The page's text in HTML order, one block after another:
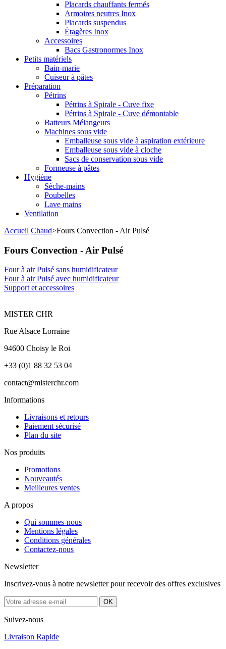
Placards chauffants fermés
Armoires neutres Inox
Placards suspendus
Étagères Inox
Accessoires
Bacs Gastronormes Inox
Petits matériels
Bain-marie
Cuiseur à pâtes
Préparation
Pétrins
Pétrins à Spirale - Cuve fixe
Pétrins à Spirale - Cuve démontable
Batteurs Mélangeurs
Machines sous vide
Emballeuse sous vide à aspiration extérieure
Emballeuse sous vide à cloche
Sacs de conservation sous vide
Formeuse à pâtes
Hygiène
Sèche-mains
Poubelles
Lave mains
Ventilation
Accueil Chaud>Fours Convection - Air Pulsé
Fours Convection - Air Pulsé
Four à air Pulsé sans humidificateur
Four à air Pulsé avec humidificateur
Support et accessoires
MISTER CHR
Rue Alsace Lorraine
94600 Choisy le Roi
+33 (0)1 88 32 53 04
contact@misterchr.com
Informations
Livraisons et retours
Paiement sécurisé
Plan du site
Nos produits
Promotions
Nouveautés
Meilleures ventes
A propos
Qui sommes-nous
Mentions légales
Conditions générales
Contactez-nous
Newsletter
Inscrivez-vous à notre newsletter pour recevoir des offres exclusives
Suivez-nous
Livraison Rapide